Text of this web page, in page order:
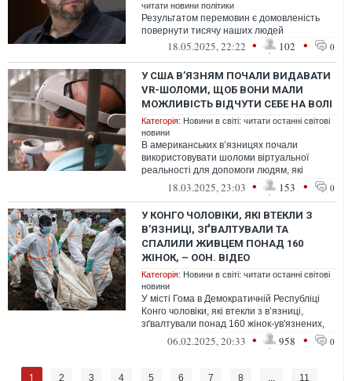
читати новини політики
Результатом перемовин є домовленість
повернути тисячу наших людей
18.05.2025, 22:22 • 102 • 0
У США В’ЯЗНЯМ ПОЧАЛИ ВИДАВАТИ
VR-ШОЛОМИ, ЩОБ ВОНИ МАЛИ
МОЖЛИВІСТЬ ВІДЧУТИ СЕБЕ НА ВОЛІ
Категорія: Новини в світі: читати останні світові
новини
В американських в’язницях почали
використовувати шоломи віртуальної
реальності для допомоги людям, які
перебувають в одиночних камерах
18.03.2025, 23:03 • 153 • 0
У КОНГО ЧОЛОВІКИ, ЯКІ ВТЕКЛИ З
В’ЯЗНИЦІ, ЗҐВАЛТУВАЛИ ТА
СПАЛИЛИ ЖИВЦЕМ ПОНАД 160
ЖІНОК, – ООН. ВІДЕО
Категорія: Новини в світі: читати останні світові
новини
У місті Гома в Демократичній Республіці
Конго чоловіки, які втекли з в’язниці,
зґвалтували понад 160 жінок-ув'язнених,
а потім спалили їх живцем
06.02.2025, 20:33 • 958 • 0
1 2 3 4 5 6 7 8 ... 11